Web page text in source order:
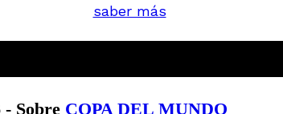
saber más
- Sobre COPA DEL MUNDO